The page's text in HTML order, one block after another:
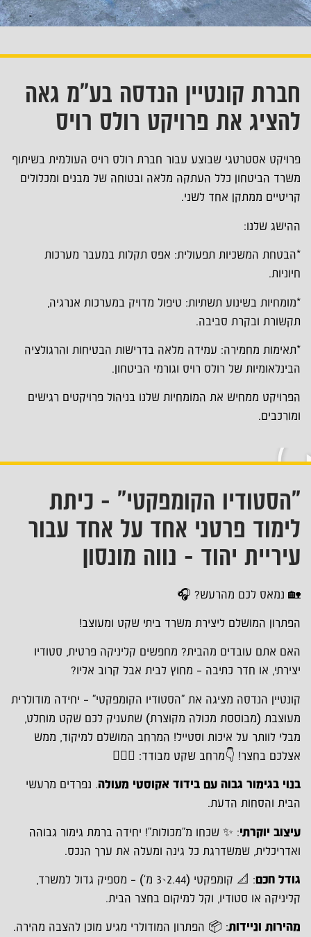
חברת קונטיין הנדסה בע"מ גאה
להציג את פרויקט רולס רויס
פרויקט אסטרטגי שבוצע עבור חברת רולס רויס העולמית בשיתוף
משרד הביטחון כלל העתקה מלאה ובטוחה של מבנים ומכלולים
קריטיים ממתקן אחד לשני.
ההישג שלנו:
*הבטחת המשכיות תפעולית: אפס תקלות במעבר מערכות
חיוניות.
*מומחיות בשינוע תשתיות: טיפול מדויק במערכות אנרגיה,
תקשורת ובקרת סביבה.
*תאימות מחמירה: עמידה מלאה בדרישות הבטיחות והרגולציה
הבינלאומיות של רולס רויס וגורמי הביטחון.
הפרויקט ממחיש את המומחיות שלנו בניהול פרויקטים רגישים
ומורכבים.
"הסטודיו הקומפקטי" - כיתת
לימוד פרטני אחד על אחד עבור
עיריית יהוד - נווה מונסון
🏡 נמאס לכם מהרעש? 🎧
הפתרון המושלם ליצירת משרד ביתי שקט ומעוצב!
האם אתם עובדים מהבית? מחפשים קליניקה פרטית, סטודיו
יצירתי, או חדר כתיבה – מחוץ לבית אבל קרוב אליו?
קונטיין הנדסה מציגה את "הסטודיו הקומפקטי" – יחידה מודולרית
מעוצבת (מבוססת מכולה מקוצרת) שתעניק לכם שקט מוחלט,
מבלי לוותר על איכות וסטייל! המרחב המושלם למיקוד, ממש
אצלכם בחצר! 👇מרחב שקט מבודד: 🧘🏼‍♀
בנוי בגימור גבוה עם בידוד אקוסטי מעולה. נפרדים מרעשי
הבית והסחות הדעת.
עיצוב יוקרתי: ✨ שכחו מ"מכולות"! יחידה ברמת גימור גבוהה
ואדריכלית, שמשדרגת כל גינה ומעלה את ערך הנכס.
גודל חכם
: 📐 קומפקטי (2.44×3 מ') – מספיק גדול למשרד,
קליניקה או סטודיו, וקל למיקום בחצר הבית.
מהירות וניידות: 📦 הפתרון המודולרי מגיע מוכן להצבה מהירה.